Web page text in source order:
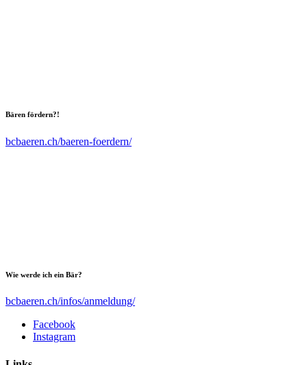
Bären fördern?!
bcbaeren.ch/baeren-foerdern/
Wie werde ich ein Bär?
bcbaeren.ch/infos/anmeldung/
Facebook
Instagram